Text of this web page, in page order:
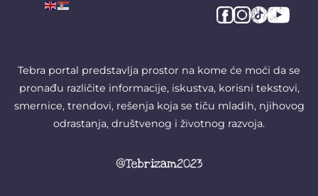
Tebra portal predstavlja prostor na kome će moći da se
pronađu različite informacije, iskustva, korisni tekstovi,
smernice, trendovi, rešenja koja se tiču mladih, njihovog
odrastanja, društvenog i životnog razvoja.
@Tebrizam2023